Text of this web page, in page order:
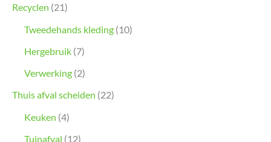
Recyclen (21)
Tweedehands kleding (10)
Hergebruik (7)
Verwerking (2)
Thuis afval scheiden (22)
Keuken (4)
Tuinafval (12)